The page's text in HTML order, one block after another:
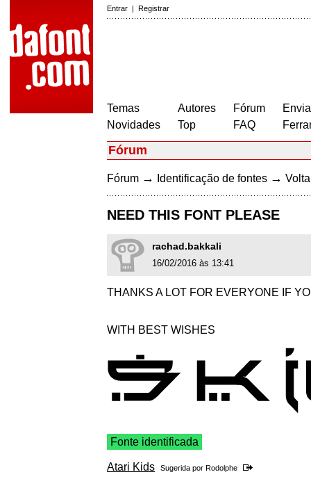
Entrar | Registrar
Temas
Novidades
Autores
Top
Fórum
FAQ
Fórum
Fórum → Identificação de fontes →
NEED THIS FONT PLEASE
rachad.bakkali
16/02/2016 às 13:41
THANKS A LOT FOR EVERYONE IF
WITH BEST WISHES
Fonte identificada
Atari Kids Sugerida por Rodolphe